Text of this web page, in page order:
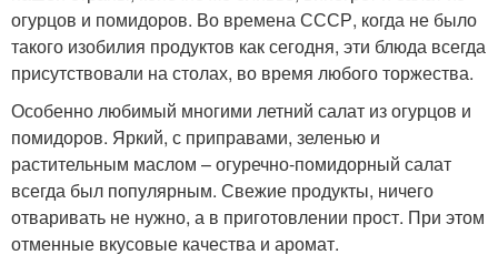
огурцов и помидоров. Во времена СССР, когда не было
такого изобилия продуктов как сегодня, эти блюда всегда
присутствовали на столах, во время любого торжества.
Особенно любимый многими летний салат из огурцов и
помидоров. Яркий, с приправами, зеленью и
растительным маслом – огуречно-помидорный салат
всегда был популярным. Свежие продукты, ничего
отваривать не нужно, а в приготовлении прост. При этом
отменные вкусовые качества и аромат.